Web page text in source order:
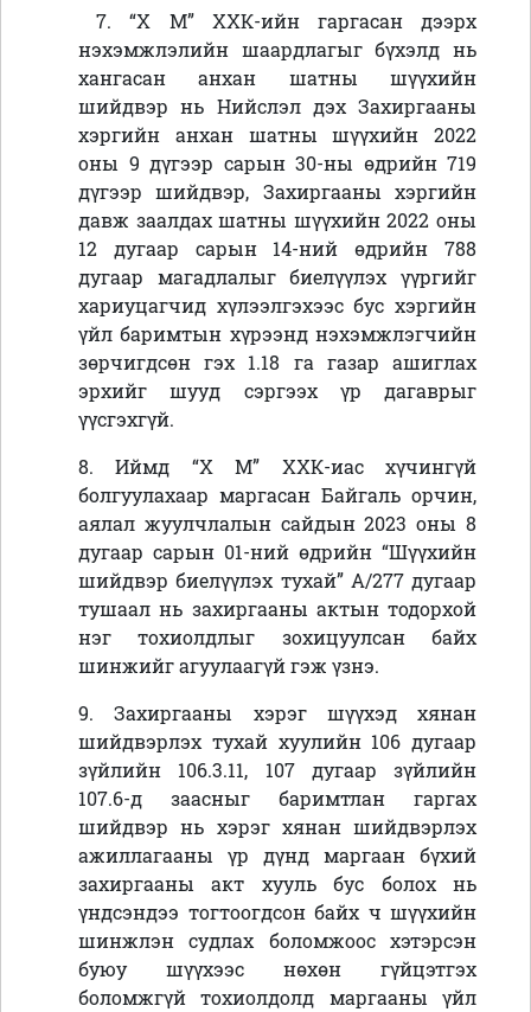
7. “Х М” ХХК-ийн гаргасан дээрх
нэхэмжлэлийн шаардлагыг бүхэлд нь
хангасананхан шатны шүүхийн
шийдвэр нь Нийслэл дэх Захиргааны
хэргийн анхан шатны шүүхийн 2022
оны 9 дүгээр сарын 30-ны өдрийн 719
дүгээр шийдвэр, Захиргааны хэргийн
давж заалдах шатны шүүхийн 2022 оны
12 дугаар сарын 14-ний өдрийн 788
дугаар магадлалыг биелүүлэх үүргийг
хариуцагчид хүлээлгэхээс бус хэргийн
үйл баримтын хүрээнд нэхэмжлэгчийн
зөрчигдсөн гэх 1.18 га газар ашиглах
эрхийг шууд сэргээх үр дагаврыг
үүсгэхгүй.
8. Иймд “Х М” ХХК-иас хүчингүй
болгуулахаар маргасан Байгаль орчин,
аялал жуулчлалын сайдын 2023 оны 8
дугаар сарын 01-ний өдрийн “Шүүхийн
шийдвэр биелүүлэх тухай” А/277 дугаар
тушаал нь захиргааны актын тодорхой
нэг тохиолдлыг зохицуулсан байх
шинжийг агуулаагүй гэж үзнэ.
9. Захиргааны хэрэг шүүхэд хянан
шийдвэрлэх тухай хуулийн 106 дугаар
зүйлийн 106.3.11, 107 дугаар зүйлийн
107.6-д заасныг баримтлан гаргах
шийдвэр нь хэрэг хянан шийдвэрлэх
ажиллагааны үр дүнд маргаан бүхий
захиргааны акт хууль бус болох нь
үндсэндээ тогтоогдсон байх ч шүүхийн
шинжлэн судлах боломжоос хэтэрсэн
буюу шүүхээс нөхөн гүйцэтгэх
боломжгүй тохиолдолд маргааны үйл